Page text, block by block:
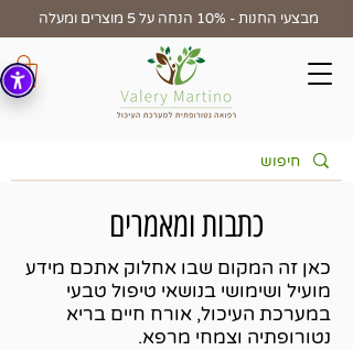
מבצעי החנות - 10% הנחה על 5 מוצרים ומעלה
כתבות ומאמרים
כאן זה המקום שבו אחלוק אתכם מידע
מועיל ושימושי בנושאי טיפול טבעי
במערכת העיכול, אורח חיים בריא
נטורופתיה וצמחי מרפא.